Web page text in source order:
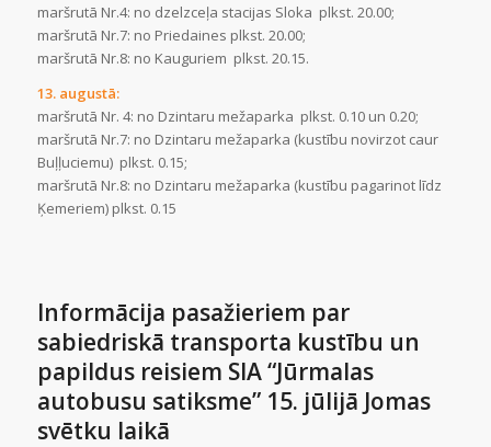
maršrutā Nr.4: no dzelzceļa stacijas Sloka plkst. 20.00;
maršrutā Nr.7: no Priedaines plkst. 20.00;
maršrutā Nr.8: no Kauguriem plkst. 20.15.
13. augustā:
maršrutā Nr. 4: no Dzintaru mežaparka plkst. 0.10 un 0.20;
maršrutā Nr.7: no Dzintaru mežaparka (kustību novirzot caur
Buļļuciemu) plkst. 0.15;
maršrutā Nr.8: no Dzintaru mežaparka (kustību pagarinot līdz
Ķemeriem) plkst. 0.15
Informācija pasažieriem par
sabiedriskā transporta kustību un
papildus reisiem SIA “Jūrmalas
autobusu satiksme” 15. jūlijā Jomas
svētku laikā